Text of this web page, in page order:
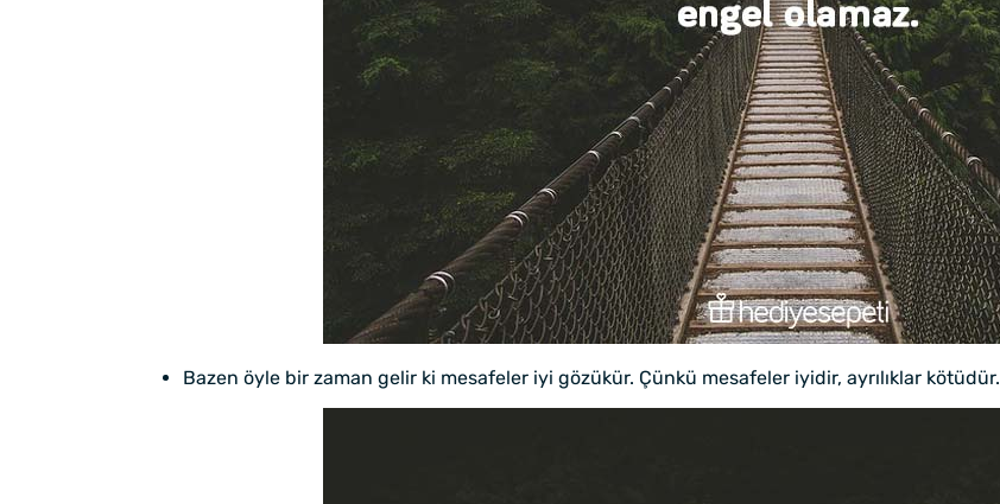
Bazen öyle bir zaman gelir ki mesafeler iyi gözükür. Çünkü mesafeler iyidir, ayrılıklar kötüdür.